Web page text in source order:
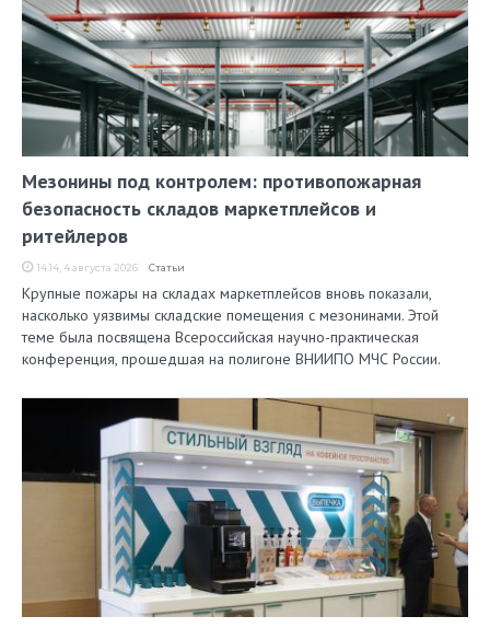
Мезонины под контролем: противопожарная
безопасность складов маркетплейсов и
ритейлеров
14:14, 4 августа 2026 Статьи
Крупные пожары на складах маркетплейсов вновь показали,
насколько уязвимы складские помещения с мезонинами. Этой
теме была посвящена Всероссийская научно-практическая
конференция, прошедшая на полигоне ВНИИПО МЧС России.